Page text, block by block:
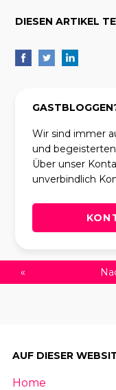
DIESEN ARTIKEL
Wir sind immer
und
Über unser
unverbindlich
«
AUF DIESER
Home